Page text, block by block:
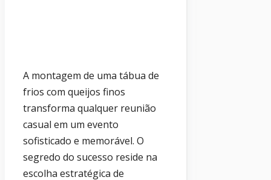
A montagem de uma tábua de
frios com queijos finos
transforma qualquer reunião
casual em um evento
sofisticado e memorável. O
segredo do sucesso reside na
escolha estratégica de